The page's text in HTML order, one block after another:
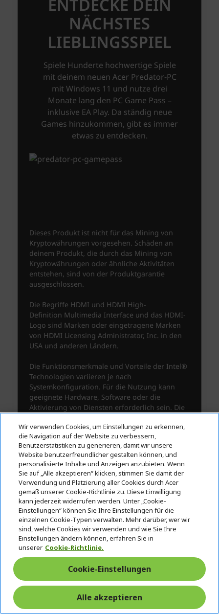
Wir verwenden Cookies, um Einstellungen zu erkennen,
die Navigation auf der Website zu verbessern,
Benutzerstatistiken zu generieren, damit wir unsere
Website benutzerfreundlicher gestalten können, und
personalisierte Inhalte und Anzeigen anzubieten. Wenn
Sie auf „Alle akzeptieren“ klicken, stimmen Sie damit der
Verwendung und Platzierung aller Cookies durch Acer
gemäß unserer Cookie-Richtlinie zu. Diese Einwilligung
kann jederzeit widerrufen werden. Unter „Cookie-
Einstellungen“ können Sie Ihre Einstellungen für die
einzelnen Cookie-Typen verwalten. Mehr darüber, wer wir
sind, welche Cookies wir verwenden und wie Sie Ihre
Einstellungen ändern können, erfahren Sie in
unserer Cookie-Richtlinie.
Cookie-Einstellungen
Alle akzeptieren